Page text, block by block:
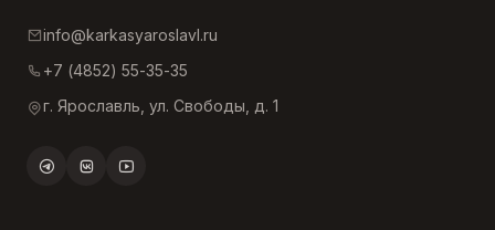
info@karkasyaroslavl.ru
+7 (4852) 55-35-35
г. Ярославль, ул. Свободы, д. 1